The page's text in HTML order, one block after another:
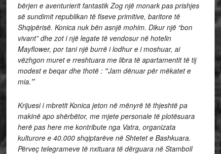
bërjen e aventurierit fantastik Zog një monark pas prishjes
së sundimit republikan të fiseve primitive, baritore të
Shqipërisë. Konica nuk bën asnjë mohim. Dikur një “bon
vivant” dhe zot i një legate të vendosur në hotelin
Mayflower, por tani një burrë i lodhur e i moshuar, ai
vëzhgon muret e rreshtuara me libra të apartamentit të tij
modest e beqar dhe thotë : “Jam dënuar për mëkatet e
mia. ”
Krijuesi i mbretit Konica jeton në mënyrë të thjeshtë pa
makinë apo shërbëtor, me mjete personale të plotësuara
herë pas here me kontribute nga Vatra, organizata
kulturore e 40.000 shqiptarëve në Shtetet e Bashkuara.
Përveç telegrameve të nxituara të dërguara në Stamboll